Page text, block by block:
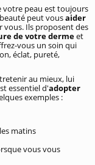
votre peau est toujours
peut vousaider
vous. Ils proposent des
de votre dermeet
vous un soin qui
éclat, pureté,
au mieux, lui
essentiel d'adopter
exemples :
matins
vous vous